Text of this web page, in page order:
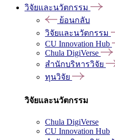
วิจัยและนวัตกรรม
ย้อนกลับ
วิจัยและนวัตกรรม
CU Innovation Hub
Chula DigiVerse
สำนักบริหารวิจัย
ทุนวิจัย
วิจัยและนวัตกรรม
Chula DigiVerse
CU Innovation Hub